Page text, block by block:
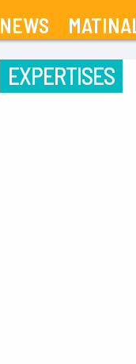
NEWS
EXPERTISES